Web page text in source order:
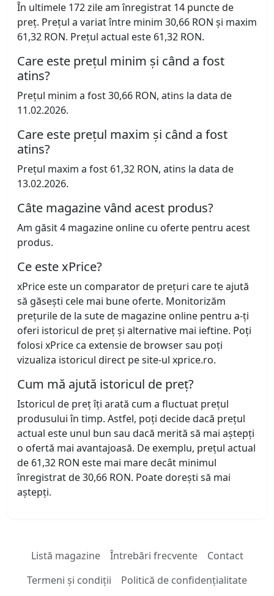
În ultimele 172 zile am înregistrat 14 puncte de
preț. Prețul a variat între minim 30,66 RON și maxim
61,32 RON. Prețul actual este 61,32 RON.
Care este prețul minim și când a fost
atins?
Prețul minim a fost 30,66 RON, atins la data de
11.02.2026.
Care este prețul maxim și când a fost
atins?
Prețul maxim a fost 61,32 RON, atins la data de
13.02.2026.
Câte magazine vând acest produs?
Am găsit 4 magazine online cu oferte pentru acest
produs.
Ce este xPrice?
xPrice este un comparator de prețuri care te ajută
să găsești cele mai bune oferte. Monitorizăm
prețurile de la sute de magazine online pentru a-ți
oferi istoricul de preț și alternative mai ieftine. Poți
folosi xPrice ca extensie de browser sau poți
vizualiza istoricul direct pe site-ul xprice.ro.
Cum mă ajută istoricul de preț?
Istoricul de preț îți arată cum a fluctuat prețul
produsului în timp. Astfel, poți decide dacă prețul
actual este unul bun sau dacă merită să mai aștepți
o ofertă mai avantajoasă. De exemplu, prețul actual
de 61,32 RON este mai mare decât minimul
înregistrat de 30,66 RON. Poate dorești să mai
aștepți.
Listă magazine Întrebări frecvente
Contact
Termeni și condiții
Politică de confidențialitate